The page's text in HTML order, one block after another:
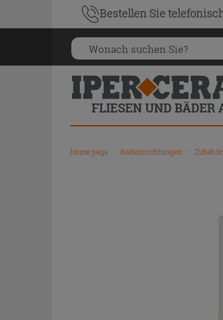
Bestellen Sie
Home page Badeinrichtungen